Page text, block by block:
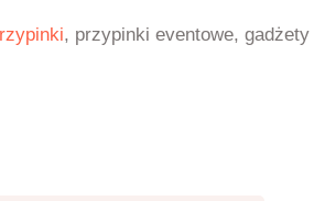
, przypinki eventowe,